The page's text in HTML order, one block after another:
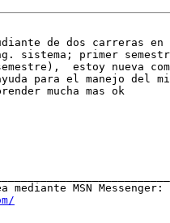
de dos carreras
sistema; primer
estoy nueva
para el manejo del
mucha mas ok